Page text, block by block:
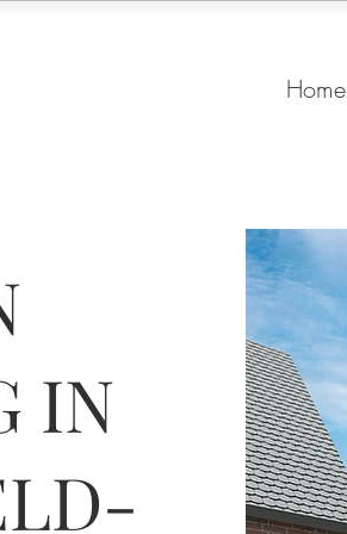
Home
IN